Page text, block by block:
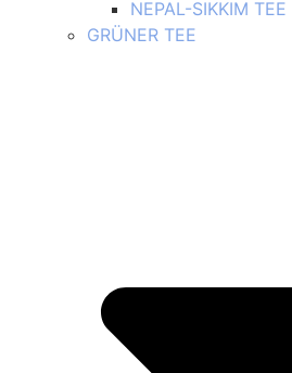
NEPAL-SIKKIM TEE
GRÜNER TEE